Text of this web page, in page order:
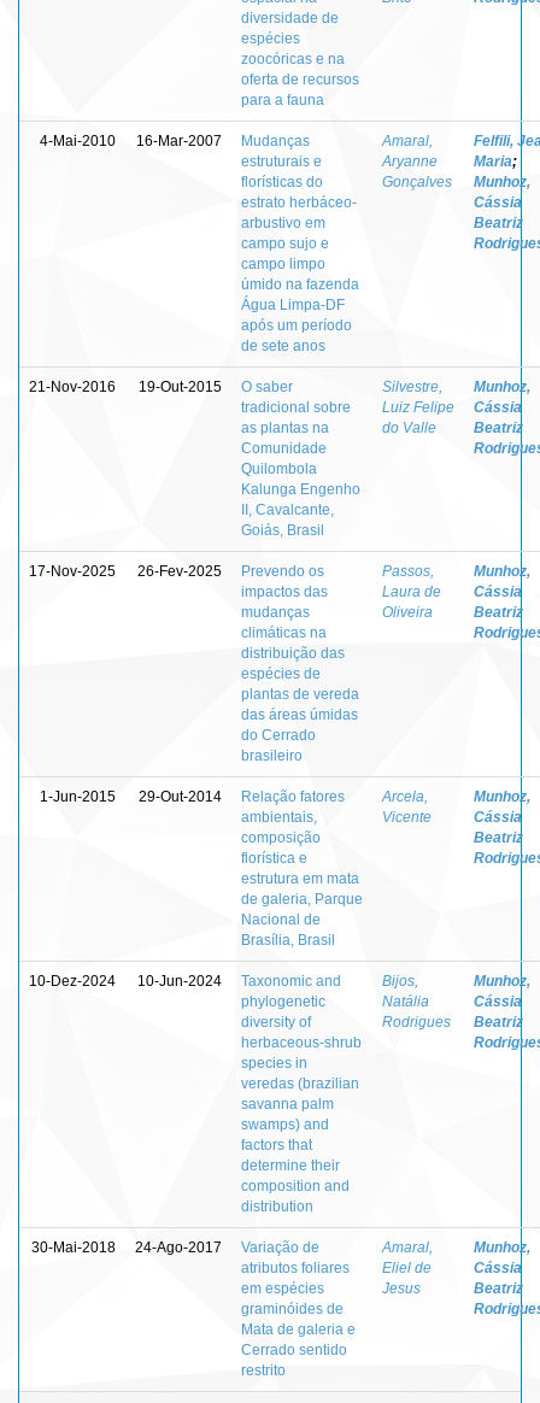
diversidade de
espécies
zoocóricas e na
oferta de recursos
para a fauna
4-Mai-2010 16-Mar-2007
Mudanças
estruturais e
florísticas do
estrato herbáceo-
arbustivo em
campo sujo e
campo limpo
úmido na fazenda
Água Limpa-DF
após um período
de sete anos
Amaral,
Aryanne
Gonçalves
Felfili,
Maria;
Munhoz,
Cássia
Beatriz
21-Nov-2016 19-Out-2015
O saber
tradicional sobre
as plantas na
Comunidade
Quilombola
Kalunga Engenho
II, Cavalcante,
Goiás, Brasil
Silvestre,
Luiz Felipe
do Valle
Munhoz,
Cássia
Beatriz
17-Nov-2025 26-Fev-2025
Prevendo os
impactos das
mudanças
climáticas na
distribuição das
espécies de
plantas de vereda
das áreas úmidas
do Cerrado
brasileiro
Passos,
Laura de
Oliveira
Munhoz,
Cássia
Beatriz
1-Jun-2015 29-Out-2014
Relação fatores
ambientais,
composição
florística e
estrutura em mata
de galeria, Parque
Nacional de
Brasília, Brasil
Arcela,
Vicente
Munhoz,
Cássia
Beatriz
10-Dez-2024 10-Jun-2024
Taxonomic and
phylogenetic
diversity of
herbaceous-shrub
species in
veredas (brazilian
savanna palm
swamps) and
factors that
determine their
composition and
distribution
Bijos,
Natália
Rodrigues
Munhoz,
Cássia
Beatriz
30-Mai-2018 24-Ago-2017
Variação de
atributos foliares
em espécies
graminóides de
Mata de galeria e
Cerrado sentido
restrito
Amaral,
Eliel de
Jesus
Munhoz,
Cássia
Beatriz